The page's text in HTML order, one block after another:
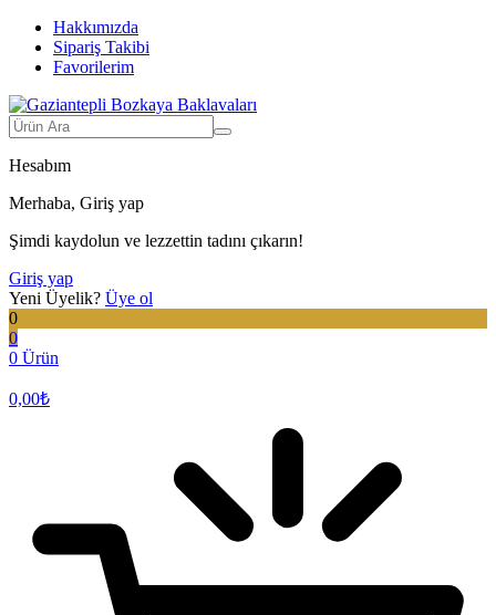
Hakkımızda
Sipariş Takibi
Favorilerim
Hesabım
Merhaba, Giriş yap
Şimdi kaydolun ve lezzettin tadını çıkarın!
Giriş yap
Yeni Üyelik? Üye ol
0
0
0 Ürün
0,00₺